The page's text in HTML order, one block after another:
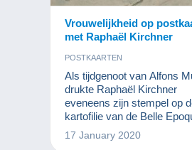
Vrouwelijkheid op
met Raphaël Kirchner
POSTKAARTEN
Als tijdgenoot van Alfons
drukte Raphaël Kirchner
eveneens zijn stempel op
kartofilie van de Belle
Zijn schitterende vrouwen
vandaag verzamelaars
17 January 2020